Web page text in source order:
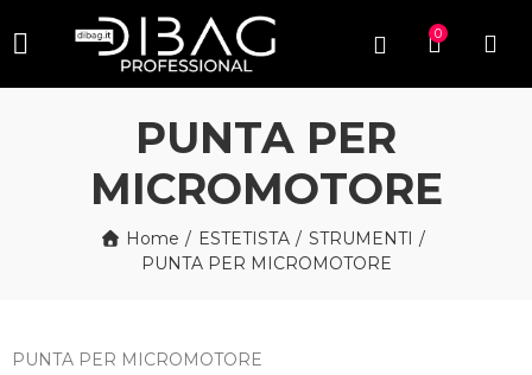
0
PUNTA PER
MICROMOTORE
Home ESTETISTA
STRUMENTI
PUNTA PER MICROMOTORE
PUNTA PER MICROMOTORE